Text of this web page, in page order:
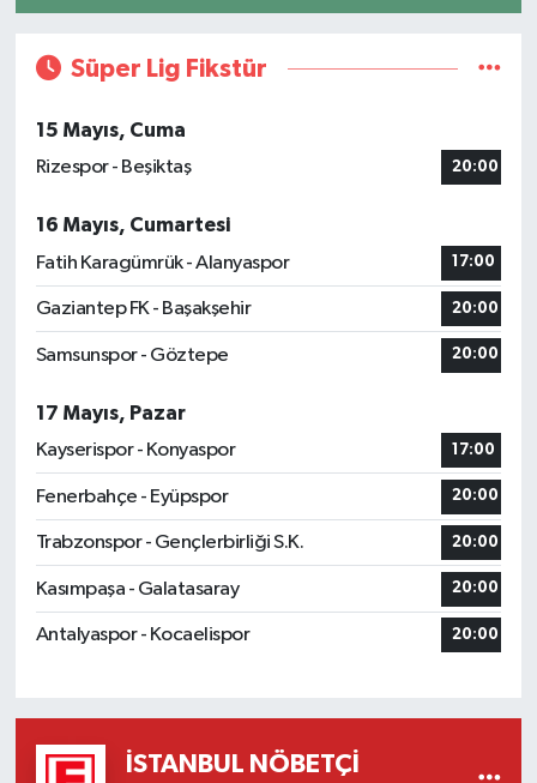
Süper Lig Fikstür
15 Mayıs, Cuma
Rizespor - Beşiktaş
20:00
16 Mayıs, Cumartesi
Fatih Karagümrük - Alanyaspor
17:00
Gaziantep FK - Başakşehir 20:00
Samsunspor - Göztepe 20:00
17 Mayıs, Pazar
Kayserispor - Konyaspor
17:00
Fenerbahçe - Eyüpspor 20:00
Trabzonspor - Gençlerbirliği S.K. 20:00
Kasımpaşa - Galatasaray 20:00
Antalyaspor - Kocaelispor 20:00
İSTANBUL NÖBETÇI